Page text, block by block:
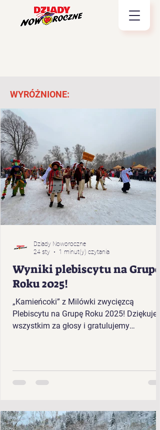
WYRÓŻNIONE:
Wyniki plebiscytu na Grupę
Roku 2025!
„Kamieńcoki” z Milówki zwycięzcą
Plebiscytu na Grupę Roku 2025!
wszystkim za głosy i gratulujemy
Dziady Noworoczne
24 sty
1 minut(y) czytania